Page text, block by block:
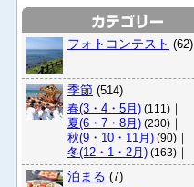
フォトコンテスト (62)
季節 (514)
春(3・4・5月) (111) ｜
夏(6・7・8月) (230) ｜
秋(9・10・11月) (90) ｜
冬(12・1・2月) (163) ｜
泊まる (7)